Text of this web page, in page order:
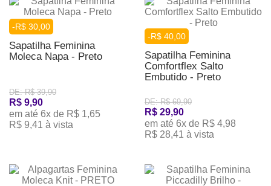
-R$ 30,00
Sapatilha Feminina
Moleca Napa - Preto
DE: R$ 39,90
R$ 9,90
em até 6x de R$ 1,65
R$ 9,41 à vista
-R$ 40,00
Sapatilha Feminina
Comfortflex Salto
Embutido - Preto
DE: R$ 69,90
R$ 29,90
em até 6x de R$ 4,98
R$ 28,41 à vista